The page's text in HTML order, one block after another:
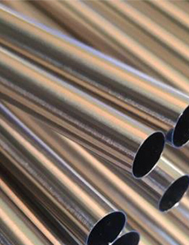
alta
para
Tubo de aço LSAW
Tubo de aço SAWL
Tubos de aço LSAW
Tubo de aço SAWH
Tubo de aço SSAW
costura ASTM A519